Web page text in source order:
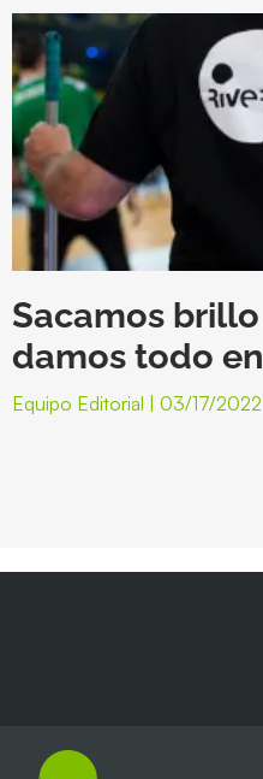
Sacamos
damos todo
Equipo Editorial 03/17/2022